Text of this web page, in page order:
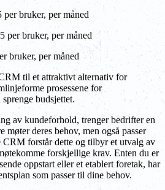
bruker, per måned
per bruker, per måned
bruker, per måned
til et attraktivt alternativ for
prosessene for
budsjettet.
av kundeforhold, trenger bedrifter en
deres behov, men også passer
forstår dette og tilbyr et utvalg av
forskjellige krav. Enten du er
oppstart eller et etablert foretak, har
som passer til dine behov.